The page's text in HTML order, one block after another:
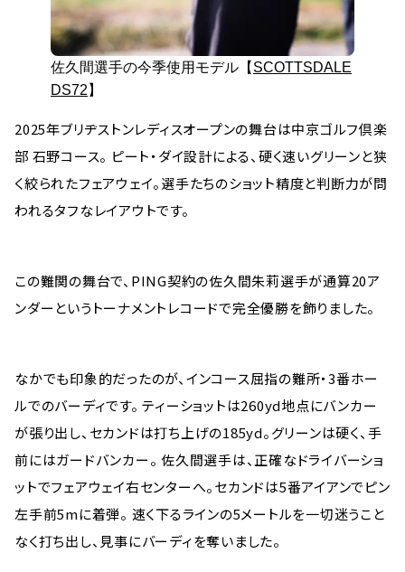
佐久間選手の今季使用モデル【 SCOTTSDALE
DS72 】
2025年ブリヂストンレディスオープンの舞台は中京ゴルフ倶楽
部 石野コース。 ピート・ダイ設計による、硬く速いグリーンと狭
く絞られたフェアウェイ。選手たちのショット精度と判断力が問
われるタフなレイアウトです。
この難関の舞台で、PING契約の佐久間朱莉選手が通算20ア
ンダーというトーナメントレコードで完全優勝を飾りました。
なかでも印象的だったのが、インコース屈指の難所・3番ホー
ルでのバーディです。 ティーショットは260yd地点にバンカー
が張り出し、セカンドは打ち上げの185yd。グリーンは硬く、手
前にはガードバンカー。 佐久間選手は、正確なドライバーショ
ットでフェアウェイ右センターへ。セカンドは5番アイアンでピン
左手前5mに着弾。 速く下るラインの5メートルを一切迷うこと
なく打ち出し、見事にバーディを奪いました。